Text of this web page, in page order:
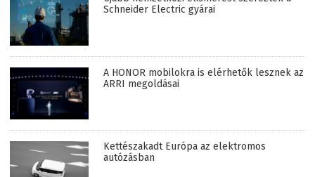
Schneider Electric gyárai
A HONOR mobilokra is elérhetők lesznek az
ARRI megoldásai
Kettészakadt Európa az elektromos
autózásban